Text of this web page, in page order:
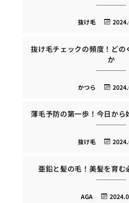
抜け毛
抜け毛チェックの頻度！どの
か
かつら
薄毛予防の第一歩！今日から
抜け毛
亜鉛と髪の毛！美髪を育む
AGA